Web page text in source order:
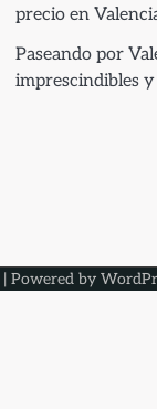
precio en
Paseando por
imprescindibles
| Powered by